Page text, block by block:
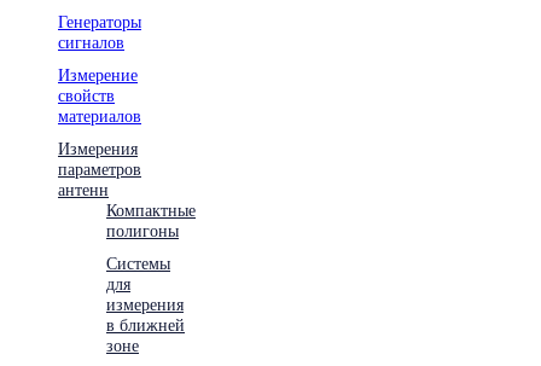
Генераторы
сигналов
Измерение
свойств
материалов
Измерения
параметров
антенн
Компактные
полигоны
Системы
для
измерения
в ближней
зоне